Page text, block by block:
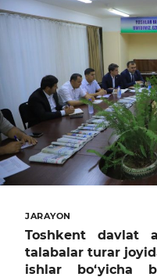
BAG‘ISHLANGAN
DAVRA
JARAYON
Toshkent davlat
talabalar turar
ishlar bo‘yicha